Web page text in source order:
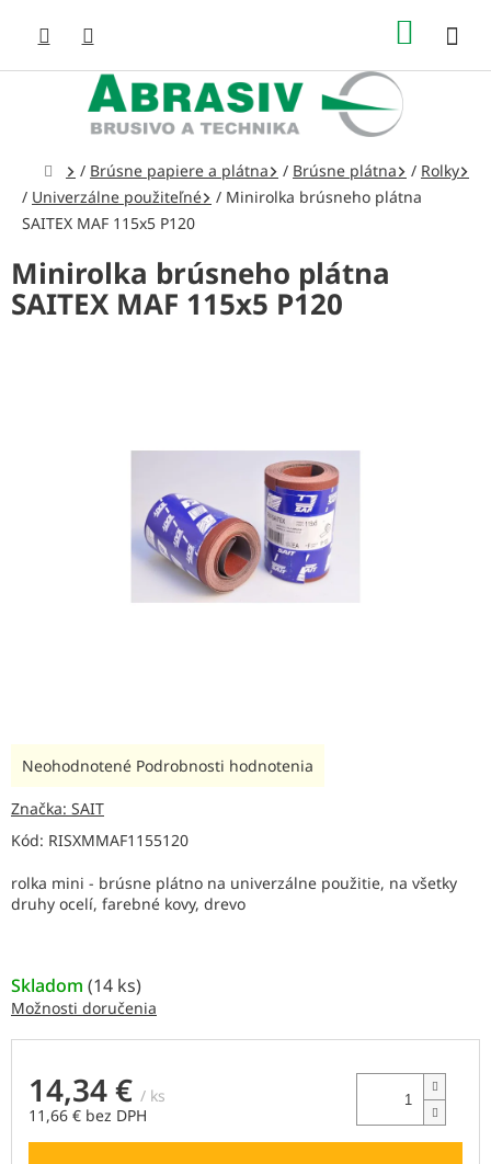
obsah
Domov
/ Brúsne papiere a plátna / Brúsne plátna / Rolky
/ Univerzálne použiteľné / Minirolka brúsneho plátna
SAITEX MAF 115x5 P120
Minirolka brúsneho plátna
SAITEX MAF 115x5 P120
Kód: RISXMMAF1155120
Skladom (14 ks)
Možnosti doručenia
14,34 € / ks
11,66 € bez DPH
Jednotková
rolka mini - brúsne plátno na univerzálne použitie, na všetky
druhy ocelí, farebné kovy, drevo
Priemerné
produktu
0,0
5
hviezdičiek.
Neohodnotené Podrobnosti hodnotenia
Značka: SAIT